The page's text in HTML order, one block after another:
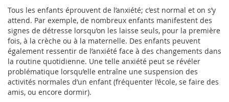
Tous les enfants éprouvent de l’anxiété; c’est normal et on s’y
attend. Par exemple, de nombreux enfants manifestent des
signes de détresse lorsqu’on les laisse seuls, pour la première
fois, à la crèche ou à la maternelle. Des enfants peuvent
également ressentir de l’anxiété face à des changements dans
la routine quotidienne. Une telle anxiété peut se révéler
problématique lorsqu’elle entraîne une suspension des
activités normales d’un enfant (fréquenter l’école, se faire des
amis, ou encore dormir).